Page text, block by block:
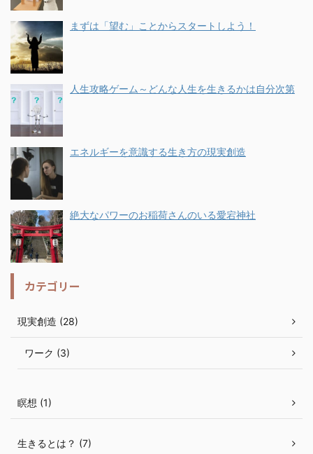
まずは「望む」ことからスタートしよう！
人生攻略ゲーム～どんな人生を生きるかは自分次第
エネルギーを意識する生き方の現実創造
絶大なパワーのお稲荷さんのいる愛宕神社
カテゴリー
現実創造 (28)
ワーク (3)
瞑想 (1)
生きるとは？ (7)